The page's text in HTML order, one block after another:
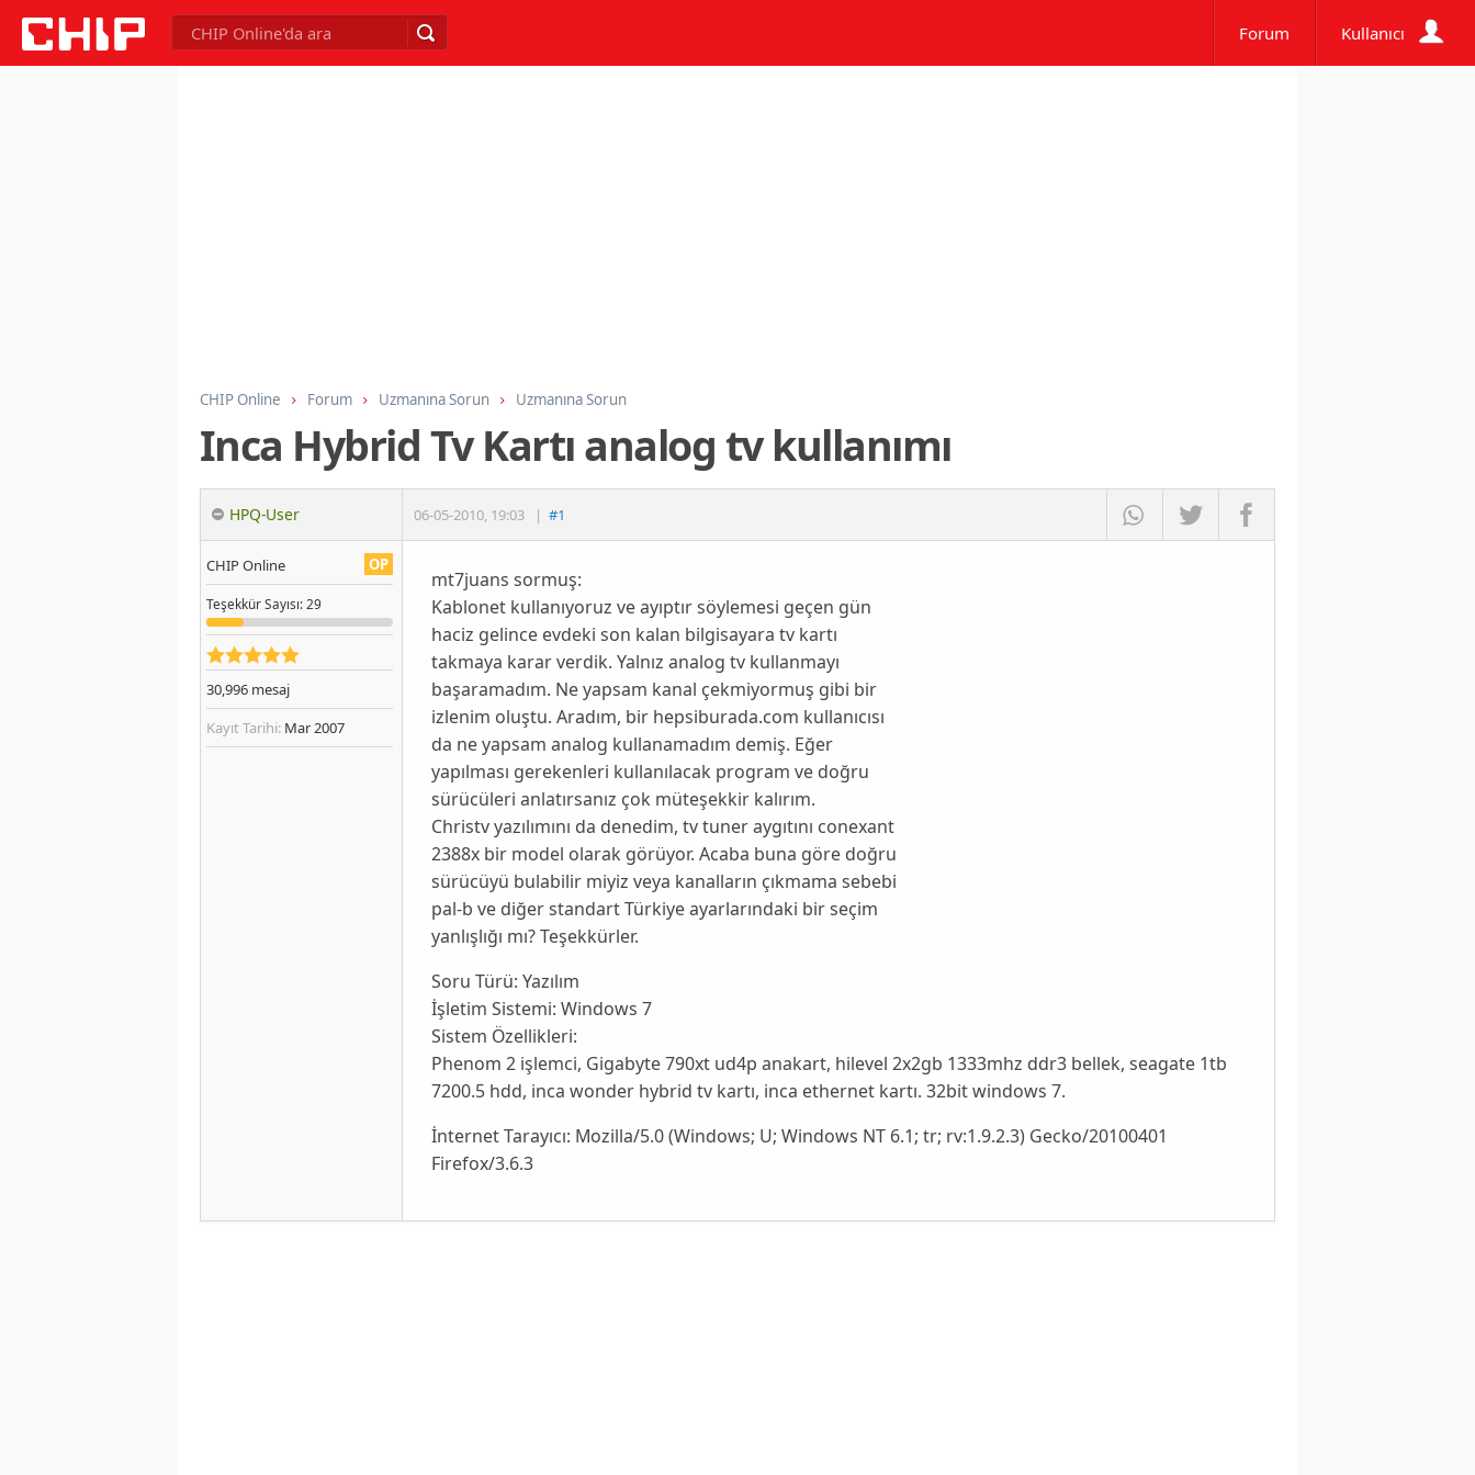
Forum Kullanıcı
CHIP Online Forum Uzmanına Sorun Uzmanına Sorun
Inca Hybrid Tv Kartı analog tv kullanımı
HPQ-User 06-05-2010, 19:03 | #1
OP
CHIP Online
TeşekkürSayısı: 29
30,996 mesaj
Kayıt Tarihi: Mar 2007
mt7juans sormuş:
Kablonet kullanıyoruz ve ayıptır söylemesi geçen gün
haciz gelince evdeki son kalan bilgisayara tv kartı
takmaya karar verdik. Yalnız analog tv kullanmayı
başaramadım. Ne yapsam kanal çekmiyormuş gibi bir
izlenim oluştu. Aradım, bir hepsiburada.com kullanıcısı
da ne yapsam analog kullanamadım demiş. Eğer
yapılması gerekenleri kullanılacak program ve doğru
sürücüleri anlatırsanız çok müteşekkir kalırım.
Christv yazılımını da denedim, tv tuner aygıtını conexant
2388x bir model olarak görüyor. Acaba buna göre doğru
sürücüyü bulabilir miyiz veya kanalların çıkmama sebebi
pal-b ve diğer standart Türkiye ayarlarındaki bir seçim
yanlışlığı mı? Teşekkürler.
Soru Türü: Yazılım
İşletim Sistemi: Windows 7
Sistem Özellikleri:
Phenom 2 işlemci, Gigabyte 790xt ud4p anakart, hilevel 2x2gb 1333mhz ddr3 bellek, seagate 1tb
7200.5 hdd, inca wonder hybrid tv kartı, inca ethernet kartı. 32bit windows 7.
İnternet Tarayıcı: Mozilla/5.0 (Windows; U; Windows NT 6.1; tr; rv:1.9.2.3) Gecko/20100401
Firefox/3.6.3